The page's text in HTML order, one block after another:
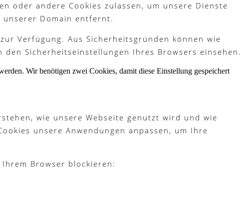
oder andere Cookies zulassen, um unsere Dienste
unserer Domain entfernt.
Verfügung. Aus Sicherheitsgründen können wie
Sicherheitseinstellungen Ihres Browsers einsehen.
Wir benötigen zwei Cookies, damit diese Einstellung gespeichert
wie unsere Webseite genutzt wird und wie
unsere Anwendungen anpassen, um Ihre
Browser blockieren: